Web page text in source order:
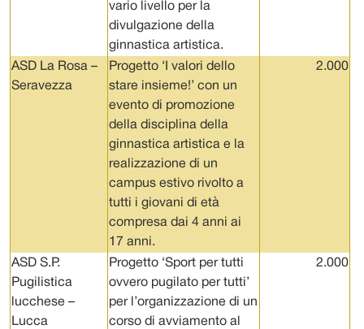
vario livello per la
divulgazione della
ginnastica artistica.
ASD La Rosa –
Seravezza
Progetto ‘I valori dello
stare insieme!’ con un
evento di promozione
della disciplina della
ginnastica artistica e la
realizzazione di un
campus estivo rivolto a
tutti i giovani di età
compresa dai 4 anni ai
17 anni.
2.000
ASD S.P.
Pugilistica
lucchese –
Lucca
Progetto ‘Sport per tutti
ovvero pugilato per tutti’
per l’organizzazione di un
corso di avviamento al
2.000